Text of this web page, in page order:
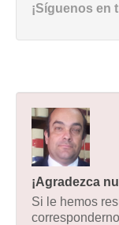
¡Síguenos en
¡Agradezca
Si le hemos